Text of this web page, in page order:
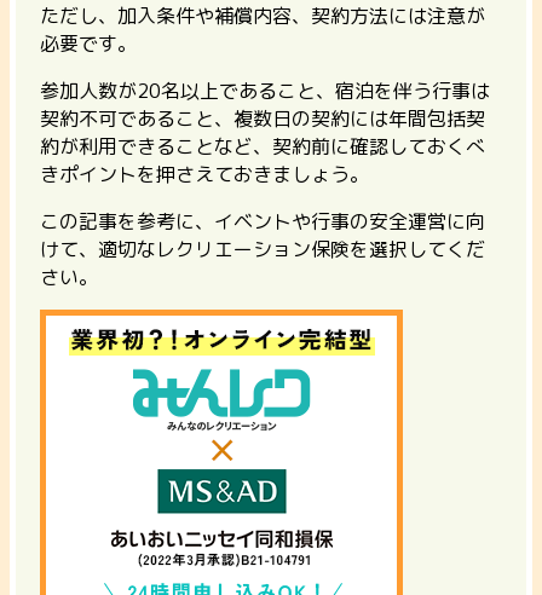
ただし、加入条件や補償内容、契約方法には注意が
必要です。
参加人数が20名以上であること、宿泊を伴う行事は
契約不可であること、複数日の契約には年間包括契
約が利用できることなど、契約前に確認しておくべ
きポイントを押さえておきましょう。
この記事を参考に、イベントや行事の安全運営に向
けて、適切なレクリエーション保険を選択してくだ
さい。